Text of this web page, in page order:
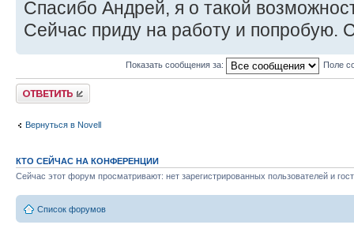
Спасибо Андрей, я о такой
Сейчас приду на работу и попробую.
Показать сообщения за: Поле
Ответить
Вернуться в Novell
КТО СЕЙЧАС НА КОНФЕРЕНЦИИ
Сейчас этот форум просматривают: нет зарегистрированных пользователей и
Список форумов